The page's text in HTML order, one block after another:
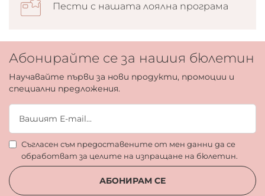
Пести с нашата лоялна програма
Абонирайте се за нашия бюлетин
Научавайте първи за нови продукти, промоции и
специални предложения.
Съгласен съм предоставените от мен данни да се
обработват за целите на изпращане на бюлетин.
АБОНИРАМ СЕ